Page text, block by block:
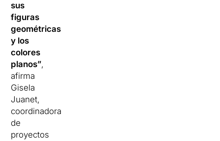
sus
figuras
geométricas
y los
colores
planos”,
afirma
Gisela
Juanet,
coordinadora
de
proyectos